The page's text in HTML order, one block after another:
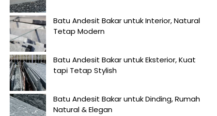
Batu Andesit Bakar untuk Interior, Natural
Tetap Modern
Batu Andesit Bakar untuk Eksterior, Kuat
tapi Tetap Stylish
Batu Andesit Bakar untuk Dinding, Rumah
Natural & Elegan